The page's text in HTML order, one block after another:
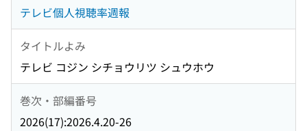
テレビ個人視聴率週報
タイトルよみ
テレビ コジン シチョウリツ シュウホウ
巻次・部編番号
2026(17):2026.4.20-26